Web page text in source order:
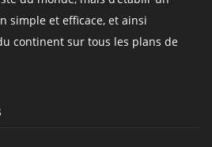
simple et efficace, et ainsi
continent sur tous les plans de